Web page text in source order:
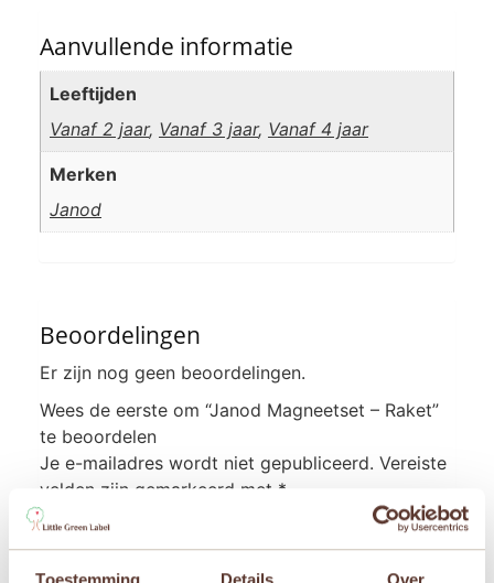
Aanvullende informatie
Leeftijden
Vanaf 2 jaar, Vanaf 3 jaar, Vanaf 4 jaar
Merken
Janod
Beoordelingen
Er zijn nog geen beoordelingen.
Wees de eerste om “Janod Magneetset – Raket”
te beoordelen
Je e-mailadres wordt niet gepubliceerd. Vereiste
velden zijn gemarkeerd met *
Je waardering